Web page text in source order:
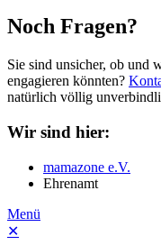
Noch Fragen?
Sie sind unsicher, ob und
engagieren könnten?
natürlich völlig
Wir sind hier:
mamazone e.V.
Ehrenamt
Menü
✕